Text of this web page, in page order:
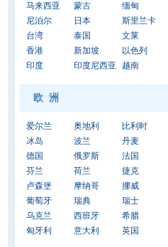
马来西亚
蒙古
缅甸
尼泊尔
日本
斯里兰卡
台湾
泰国
文莱
香港
新加坡
以色列
印度
印度尼西亚 越南
欧 洲
爱尔兰 奥地利
比利时
冰岛
波兰
丹麦
德国
俄罗斯
法国
芬兰
荷兰
捷克
卢森堡
摩纳哥
挪威
葡萄牙
瑞典
瑞士
乌克兰
西班牙
希腊
匈牙利
意大利 英国